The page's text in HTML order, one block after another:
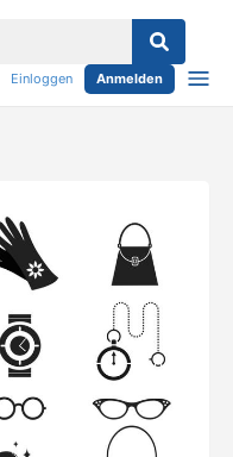
Einloggen Anmelden